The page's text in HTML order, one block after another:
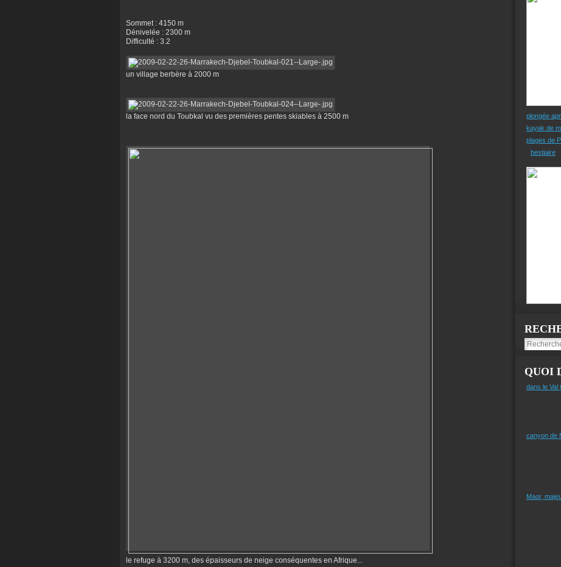
Sommet : 4150 m
Dénivelée : 2300 m
Difficulté : 3.2
un village berbère à 2000 m
la face nord du Toubkal vu des premières pentes skiables à 2500 m
le refuge à 3200 m, des épaisseurs de neige conséquentes en Afrique...
plongée
kayak de
plages de
bestiaire
QUOI
dans le Val
canyon de
Maor,